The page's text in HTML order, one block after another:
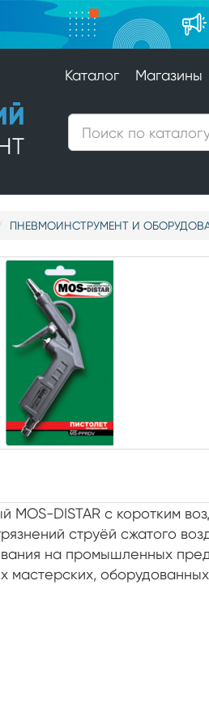
Каталог Магазины
ПНЕВМОИНСТРУМЕНТ И
MOS-DISTAR с коротким
струёй сжатого
на промышленных
мастерских,